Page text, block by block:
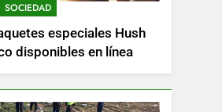
SOCIEDAD
especiales Hush
disponibles en línea